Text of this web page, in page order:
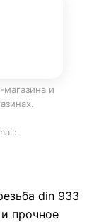
и
din 933
прочное